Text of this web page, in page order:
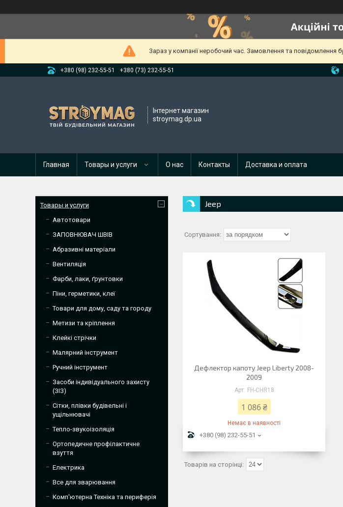
Зараз у компанії неробочий час. Замовлення та повідомлення
+380 (98) 232-55-51 +380 (73) 232-55-51
Інтернет магазин
stroymag.dp.ua
Главная Товары и услуги О нас Контакты Доставка и оплата
Jeep
Дефлектор капоту Jeep Liberty 2008-
2009
FH-CHR18
1 086 ₴
Немає в наявності
+380 (98) 232-55-51
Товары и услуги
Автотовари
ЗАПОВНЮВАЧ ШВІВ
Абразивні матеріали
Вентиляція
Фарби, лаки, ґрунтовки
Піни, герметики, клеї
Товари для дому, саду та городу
Метизи та кріплення
Клейкі стрічки
Малярний інструмент
Ручний інструмент
Засоби індивідуального захисту
(ЗІЗ)
Сітки, плівки будівельні і
ущільнювачі
Тепло-звукоізоляція
Ортопедичне профілактичне
взуття
Електрика
Все для зварювання
Комп'ютерна Техніка та периферія